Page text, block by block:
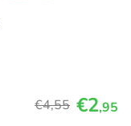
€4,55 €2,95